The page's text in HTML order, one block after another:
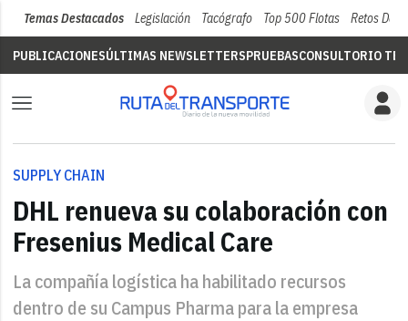
Temas Destacados Legislación Tacógrafo Top 500 Flotas Retos Del
PUBLICACIONESÚLTIMAS NEWSLETTERSPRUEBASCONSULTORIO
SUPPLY CHAIN
DHL renueva su colaboración con
Fresenius Medical Care
La compañía logística ha habilitado recursos
dentro de su Campus Pharma para la empresa